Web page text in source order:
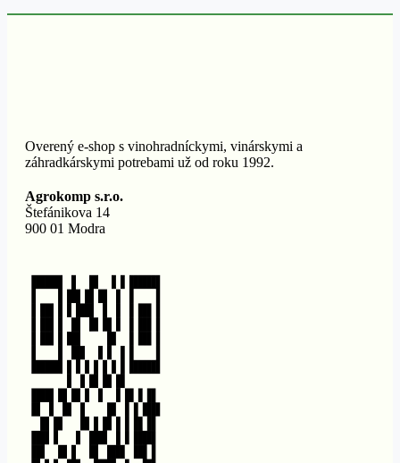
Overený e-shop s vinohradníckymi, vinárskymi a
záhradkárskymi potrebami už od roku 1992.
Agrokomp s.r.o.
Štefánikova 14
900 01 Modra